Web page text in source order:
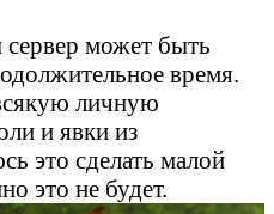
может быть
время.
личную
и явки из
это сделать малой
это не будет.